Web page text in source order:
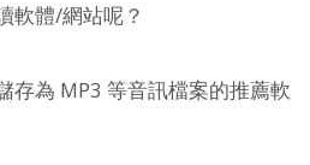
軟體/網站呢？
存為 MP3 等音訊檔案的推薦軟